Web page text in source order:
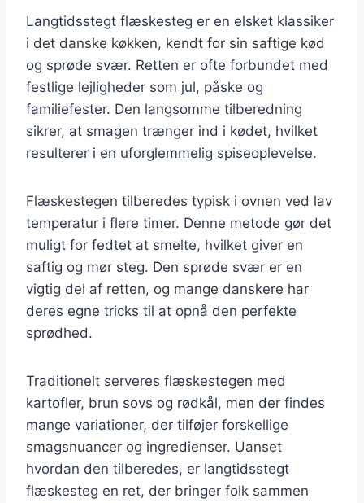
Langtidsstegt flæskesteg er en elsket klassiker
i det danske køkken, kendt for sin saftige kød
og sprøde svær. Retten er ofte forbundet med
festlige lejligheder som jul, påske og
familiefester. Den langsomme tilberedning
sikrer, at smagen trænger ind i kødet, hvilket
resulterer i en uforglemmelig spiseoplevelse.
Flæskestegen tilberedes typisk i ovnen ved lav
temperatur i flere timer. Denne metode gør det
muligt for fedtet at smelte, hvilket giver en
saftig og mør steg. Den sprøde svær er en
vigtig del af retten, og mange danskere har
deres egne tricks til at opnå den perfekte
sprødhed.
Traditionelt serveres flæskestegen med
kartofler, brun sovs og rødkål, men der findes
mange variationer, der tilføjer forskellige
smagsnuancer og ingredienser. Uanset
hvordan den tilberedes, er langtidsstegt
flæskesteg en ret, der bringer folk sammen